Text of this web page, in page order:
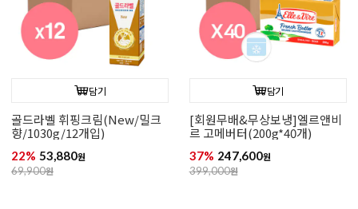
담기
골드라벨 휘핑크림(New/밀크
향/1030g/12개입)
22% 53,880원
69,900원
담기
[회원무배&무상보냉]엘르앤비
르 고메버터(200g*40개)
37% 247,600원
399,000원